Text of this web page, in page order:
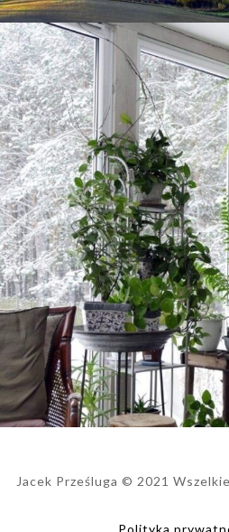
Jacek Prześluga © 2021